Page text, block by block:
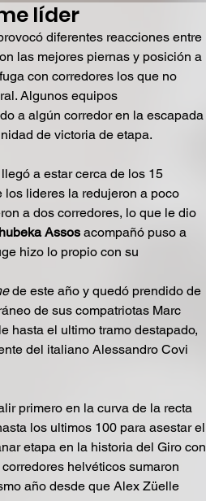
líder
diferentes reacciones entre
las mejores piernas y posición a
con corredores los que no
Algunos equipos
a algún corredor en la escapada
de victoria de etapa.
a estar cerca de los 15
los lideres la redujeron a poco
a dos corredores, lo que le dio
Assos acompañó puso a
hizo lo propio con su
de este año y quedó prendido de
de sus compatriotas Marc
hasta el ultimo tramo destapado,
del italiano Alessandro Covi
primero en la curva de la recta
los ultimos 100 para asestar el
etapa en la historia del Giro con
helvéticos sumaron
año desde que Alex Züelle